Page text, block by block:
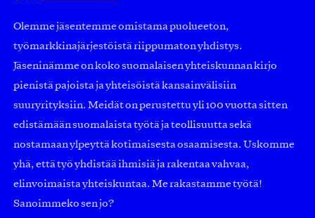
Olemme jäsentemme omistama puolueeton,
työmarkkinajärjestöistä riippumaton yhdistys.
Jäseninämme on koko suomalaisen yhteiskunnan kirjo
pienistä pajoista ja yhteisöistä kansainvälisiin
suuryrityksiin. Meidät on perustettu yli 100 vuotta sitten
edistämään suomalaista työtä ja teollisuutta sekä
nostamaan ylpeyttä kotimaisesta osaamisesta. Uskomme
yhä, että työ yhdistää ihmisiä ja rakentaa vahvaa,
elinvoimaista yhteiskuntaa. Me rakastamme työtä!
Sanoimmeko sen jo?